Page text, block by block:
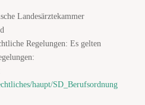
Landesärztekammer
Regelungen: Es gelten
haupt/SD_Berufsordnung